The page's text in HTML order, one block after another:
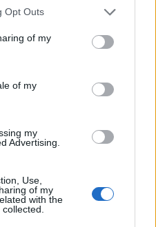
Opt Outs
of my
of my
my
Advertising.
Use,
of my
with the
szerint van